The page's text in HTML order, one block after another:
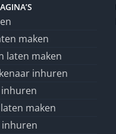
maken
laten maken
inhuren
maken
inhuren